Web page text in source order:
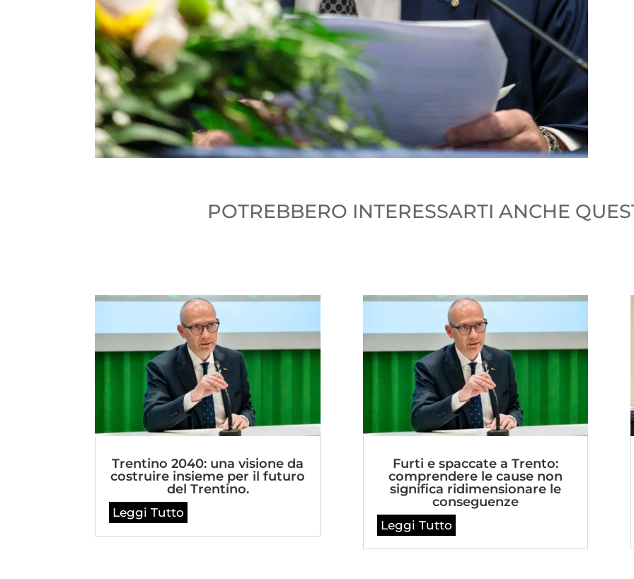
POTREBBERO INTERESSARTI ANCHE
Trentino 2040: una visione da
costruire insieme per il futuro
del Trentino.
Leggi Tutto
Furti e spaccate a Trento:
comprendere le cause non
significa ridimensionare le
conseguenze
Leggi Tutto